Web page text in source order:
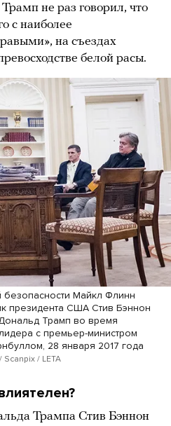
не раз говорил, что
с наиболее
на съездах
белой расы.
Майкл Флинн
президента США Стив Бэннон
Трамп во время
с премьер-министром
28 января 2017 года
/ LETA
Трампа Стив Бэннон